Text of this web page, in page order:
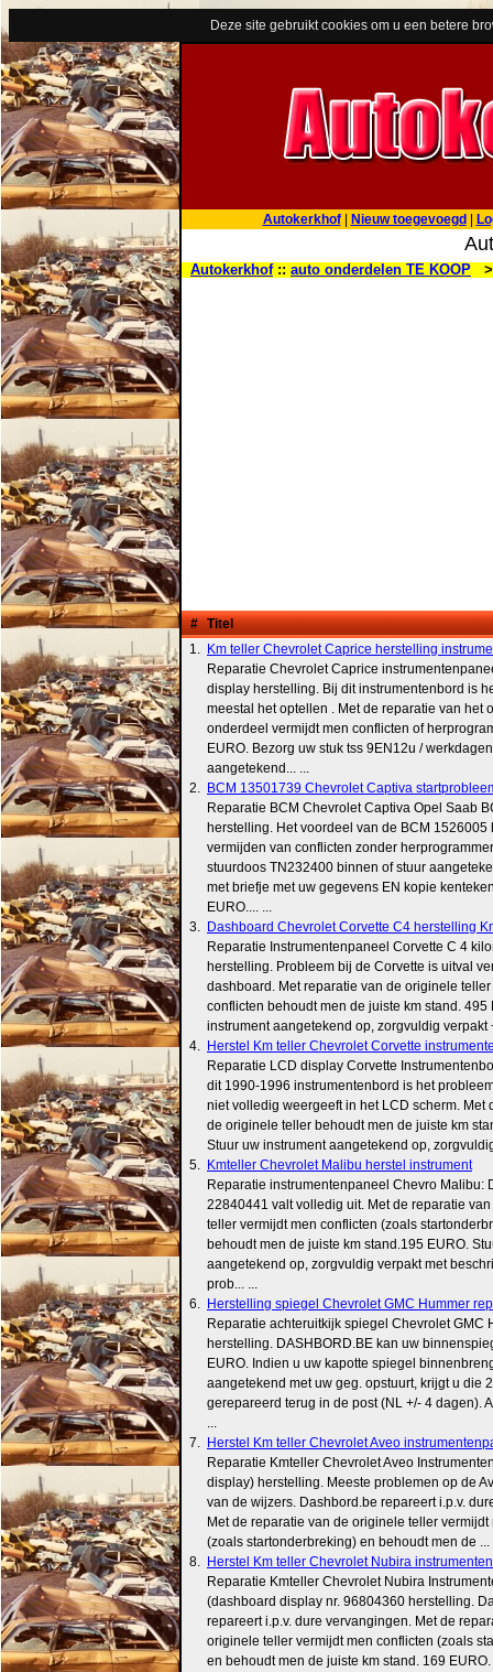
Deze site gebruikt cookies om u een betere
Autokerkhof| Nieuw toegevoegd
Autokerkhof:: auto onderdelen TE KOOP
# Titel
1.
Km teller Chevrolet Caprice herstelling
Reparatie Chevrolet Caprice
display herstelling. Bij dit instrumentenbord is
meestal het optellen . Met de reparatie van het
onderdeel vermijdt men conflicten of
EURO. Bezorg uw stuk tss 9EN12u /
aangetekend... ...
2.
BCM 13501739 Chevrolet Captiva
Reparatie BCM Chevrolet Captiva Opel Saab
herstelling. Het voordeel van de BCM 1526005
vermijden van conflicten zonder
stuurdoos TN232400 binnen of stuur
met briefje met uw gegevens EN kopie
EURO.... ...
3.
Dashboard Chevrolet Corvette C4 herstelling
Reparatie Instrumentenpaneel Corvette C 4
herstelling. Probleem bij de Corvette is uitval
dashboard. Met reparatie van de originele
conflicten behoudt men de juiste km stand. 495
instrument aangetekend op, zorgvuldig verpakt
4.
Herstel Km teller Chevrolet Corvette
Reparatie LCD display Corvette
dit 1990-1996 instrumentenbord is het
niet volledig weergeeft in het LCD scherm. Met
de originele teller behoudt men de juiste km
Stuur uw instrument aangetekend op,
5.
Kmteller Chevrolet Malibu herstel instrument
Reparatie instrumentenpaneel Chevro Malibu:
22840441 valt volledig uit. Met de reparatie
teller vermijdt men conflicten (zoals
behoudt men de juiste km stand.195 EURO.
aangetekend op, zorgvuldig verpakt met
prob... ...
6.
Herstelling spiegel Chevrolet GMC Hummer
Reparatie achteruitkijk spiegel Chevrolet GMC
herstelling. DASHBORD.BE kan uw
EURO. Indien u uw kapotte spiegel
aangetekend met uw geg. opstuurt, krijgt u die
gerepareerd terug in de post (NL +/- 4 dagen).
...
7.
Herstel Km teller Chevrolet Aveo
Reparatie Kmteller Chevrolet Aveo
display) herstelling. Meeste problemen op de
van de wijzers. Dashbord.be repareert i.p.v.
Met de reparatie van de originele teller vermijdt
(zoals startonderbreking) en behoudt men de ...
8.
Herstel Km teller Chevrolet Nubira
Reparatie Kmteller Chevrolet Nubira
(dashboard display nr. 96804360 herstelling.
repareert i.p.v. dure vervangingen. Met de
originele teller vermijdt men conflicten (zoals
en behoudt men de juiste km stand. 169